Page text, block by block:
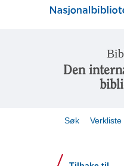
Den
Søk Verkliste